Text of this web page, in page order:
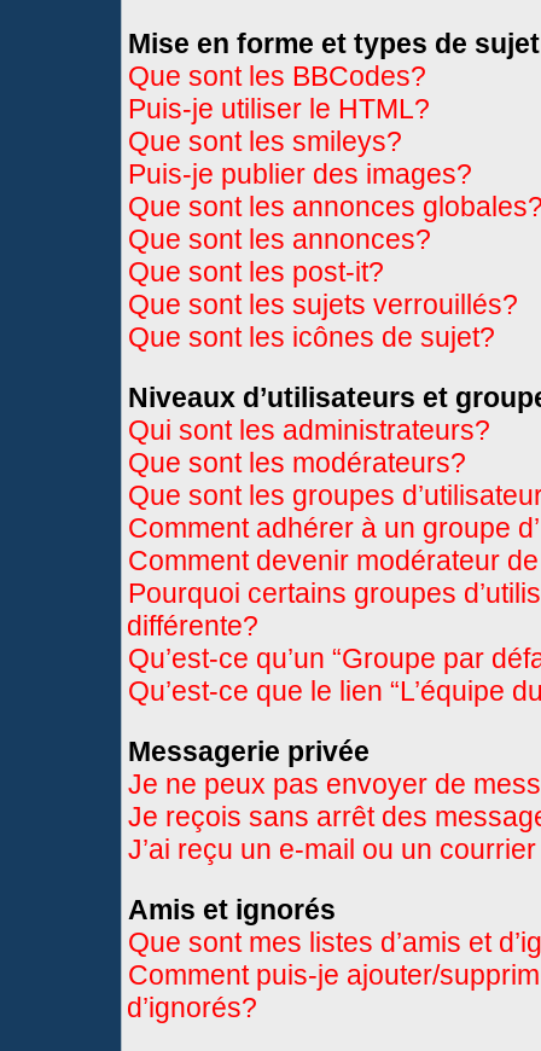
Mise en forme et types de sujet
Que sont les BBCodes?
Puis-je utiliser le HTML?
Que sont les smileys?
Puis-je publier des images?
Que sont les annonces
Que sont les annonces?
Que sont les post-it?
Que sont les sujets verrouillés?
Que sont les icônes de sujet?
Niveaux d’utilisateurs et
Qui sont les administrateurs?
Que sont les modérateurs?
Que sont les groupes
Comment adhérer à un groupe
Comment devenir modérateur
Pourquoi certains groupes
différente?
Qu’est-ce qu’un “Groupe par
Qu’est-ce que le lien “L’équipe
Messagerie privée
Je ne peux pas envoyer de
Je reçois sans arrêt des
J’ai reçu un e-mail ou un
Amis et ignorés
Que sont mes listes d’amis et
Comment puis-je ajouter/
d’ignorés?